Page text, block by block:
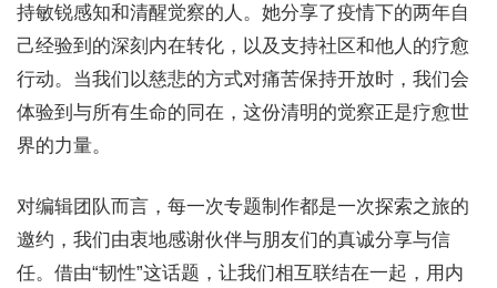
持敏锐感知和清醒觉察的人。她分享了疫情下的两年自
己经验到的深刻内在转化，以及支持社区和他人的疗愈
行动。当我们以慈悲的方式对痛苦保持开放时，我们会
体验到与所有生命的同在，这份清明的觉察正是疗愈世
界的力量。
对编辑团队而言，每一次专题制作都是一次探索之旅的
邀约，我们由衷地感谢伙伴与朋友们的真诚分享与信
任。借由“韧性”这话题，让我们相互联结在一起，用内